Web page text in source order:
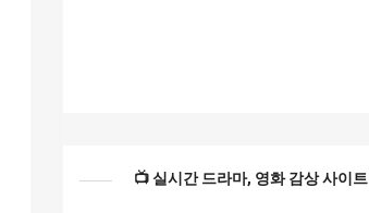
📺 실시간 드라마, 영화 감상 사이트